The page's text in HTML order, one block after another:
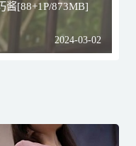
酱[88+1P/873MB]
2024-03-02